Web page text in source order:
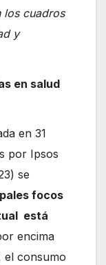
los cuadros
y
en salud
en 31
por Ipsos
se
focos
está
encima
el consumo